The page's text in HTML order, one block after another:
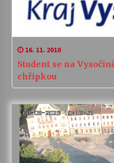
16. 11. 2010
Student se na
chřipkou